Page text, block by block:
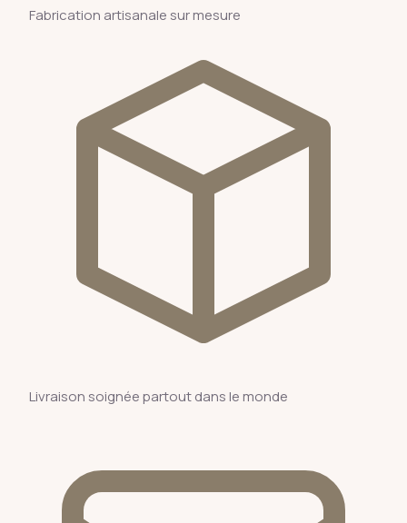
Fabrication artisanale sur mesure
Livraison soignée partout dans le monde